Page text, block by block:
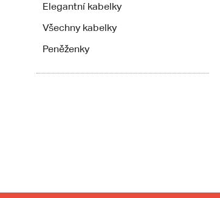
Elegantní kabelky
Všechny kabelky
Peněženky